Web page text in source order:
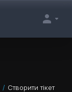
Створити тікет